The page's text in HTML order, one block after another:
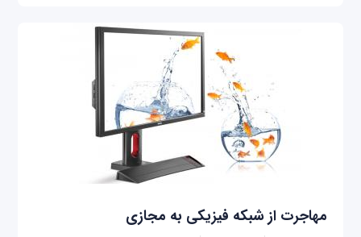
مهاجرت از شبکه فیزیکی به مجازی